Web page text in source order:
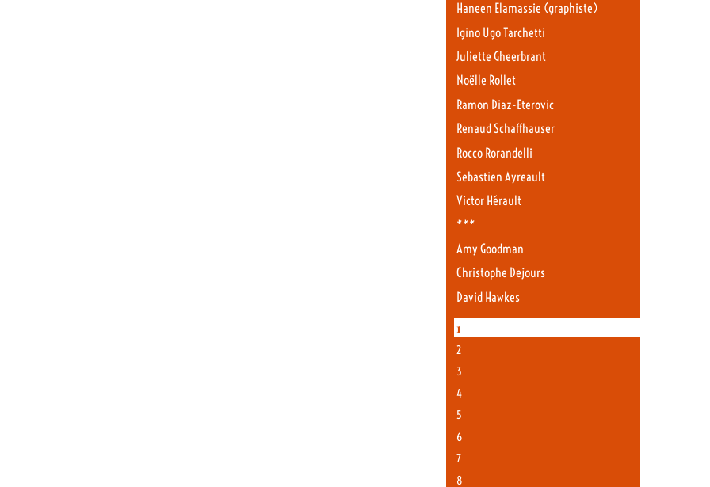
Haneen Elamassie (graphiste)
Igino Ugo Tarchetti
Juliette Gheerbrant
Noëlle Rollet
Ramon Diaz-Eterovic
Renaud Schaffhauser
Rocco Rorandelli
Sebastien Ayreault
Victor Hérault
***
Amy Goodman
Christophe Dejours
David Hawkes
1
2
3
4
5
6
7
8